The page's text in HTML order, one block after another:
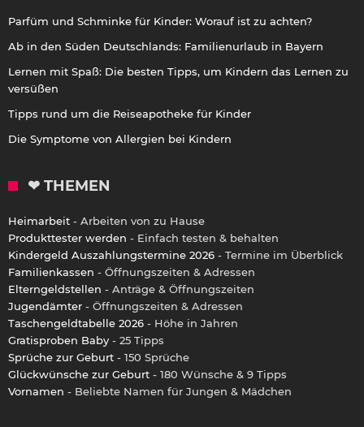
Parfüm und Schminke für Kinder: Worauf ist zu achten?
Ab in den Süden Deutschlands: Familienurlaub in Bayern
Lernen mit Spaß: Die besten Tipps, um Kindern das Lernen zu
versüßen
Tipps rund um die Reiseapotheke für Kinder
Die Symptome von Allergien bei Kindern
❤ THEMEN
Heimarbeit - Arbeiten von zu Hause
Produkttester werden - Einfach testen & behalten
Kindergeld Auszahlungstermine 2026 - Termine im Überblick
Familienkassen - Öffnungszeiten & Adressen
Elterngeldstellen - Anträge & Öffnungszeiten
Jugendämter - Öffnungszeiten & Adressen
Taschengeldtabelle 2026 - Höhe in Jahren
Gratisproben Baby - 25 Tipps
Sprüche zur Geburt - 150 Sprüche
Glückwünsche zur Geburt - 180 Wünsche & 9 Tipps
Vornamen - Beliebte Namen für Jungen & Mädchen